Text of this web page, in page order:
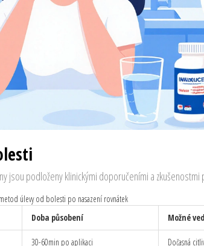
jsou podloženy klinickými doporučeními a zkušenostmi
úlevy od bolesti po nasazení rovnátek
Doba působení Možné
30-60min po aplikaci Dočasná